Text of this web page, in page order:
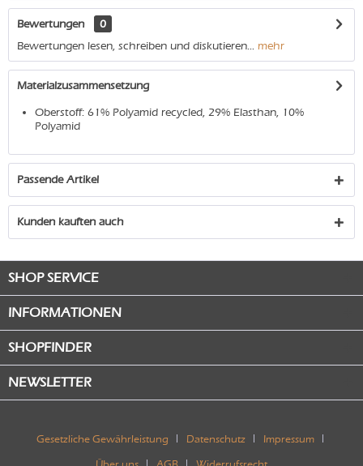
Bewertungen
0
Bewertungen lesen, schreiben und diskutieren... mehr
Materialzusammensetzung
Oberstoff: 61% Polyamid recycled, 29% Elasthan, 10%
Polyamid
Passende Artikel
Kunden kauften auch
SHOP SERVICE
INFORMATIONEN
SHOPFINDER
NEWSLETTER
Gesetzliche Gewährleistung Datenschutz Impressum